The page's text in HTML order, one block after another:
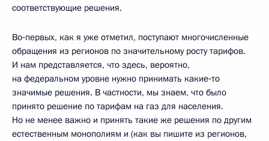
соответствующие решения.
Во‑первых, как я уже отметил, поступают многочисленные
обращения из регионов по значительному росту тарифов.
И нам представляется, что здесь, вероятно,
на федеральном уровне нужно принимать какие‑то
значимые решения. В частности, мы знаем, что было
принято решение по тарифам на газ для населения.
Но не менее важно и принять такие же решения по другим
естественным монополиям и (как вы пишите из регионов,